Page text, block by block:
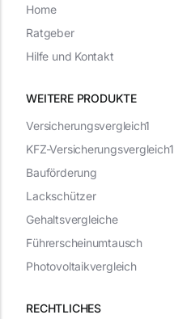
WEITERE PRODUKTE
RECHTLICHES
Versicherungsvergleich1
KFZ-Versicherungsvergleich1
Bauförderung
Lackschützer
Gehaltsvergleiche
Führerscheinumtausch
Photovoltaikvergleich
Home
Ratgeber
Hilfe und Kontakt